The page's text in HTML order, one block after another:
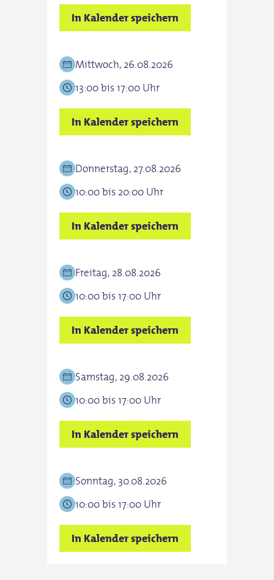
In Kalender speichern
Mittwoch, 26.08.2026
13:00 bis 17:00 Uhr
In Kalender speichern
Donnerstag, 27.08.2026
10:00 bis 20:00 Uhr
In Kalender speichern
Freitag, 28.08.2026
10:00 bis 17:00 Uhr
In Kalender speichern
Samstag, 29.08.2026
10:00 bis 17:00 Uhr
In Kalender speichern
Sonntag, 30.08.2026
10:00 bis 17:00 Uhr
In Kalender speichern